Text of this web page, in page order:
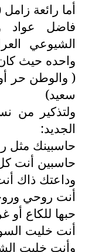
أما رائعة
فاضل عواد
الشيوعي
واحده حيث
( والوطن حر
سعيد)
ولتذكير من
الجديد:
حاسبينك مثل
حاسبين أنت كل
وداعتك ذاك
أنت روحي
حبها للكاع
أنت خليت
وأنت خليت